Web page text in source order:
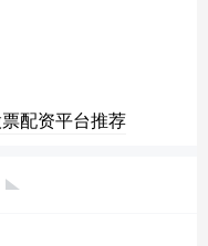
配资平台推荐